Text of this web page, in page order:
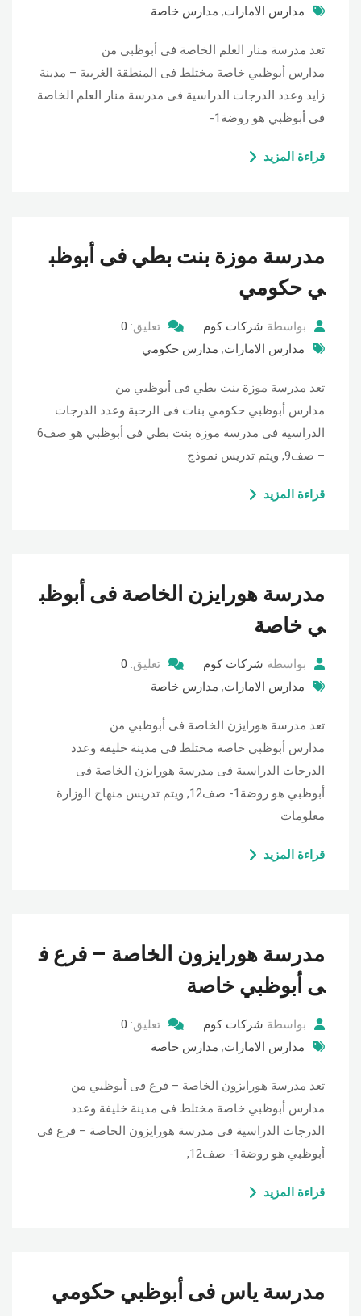
مدارس الامارات, مدارس خاصة
تعد مدرسة منار العلم الخاصة فى أبوظبي من
مدارس أبوظبي خاصة مختلط فى المنطقة الغربية – مدينة
زايد وعدد الدرجات الدراسية فى مدرسة منار العلم الخاصة
فى أبوظبي هو روضة1-
قراءة المزيد
مدرسة موزة بنت بطي فى أبوظب
ي حكومي
بواسطة شركات كوم تعليق: 0
مدارس الامارات, مدارس حكومي
تعد مدرسة موزة بنت بطي فى أبوظبي من
مدارس أبوظبي حكومي بنات فى الرحبة وعدد الدرجات
الدراسية فى مدرسة موزة بنت بطي فى أبوظبي هو صف6
– صف9, ويتم تدريس نموذج
قراءة المزيد
مدرسة هورايزن الخاصة فى أبوظب
ي خاصة
بواسطة شركات كوم تعليق: 0
مدارس الامارات, مدارس خاصة
تعد مدرسة هورايزن الخاصة فى أبوظبي من
مدارس أبوظبي خاصة مختلط فى مدينة خليفة وعدد
الدرجات الدراسية فى مدرسة هورايزن الخاصة فى
أبوظبي هو روضة1- صف12, ويتم تدريس منهاج الوزارة
معلومات
قراءة المزيد
مدرسة هورايزون الخاصة – فرع ف
ى أبوظبي خاصة
بواسطة شركات كوم تعليق: 0
مدارس الامارات, مدارس خاصة
تعد مدرسة هورايزون الخاصة – فرع فى أبوظبي من
مدارس أبوظبي خاصة مختلط فى مدينة خليفة وعدد
الدرجات الدراسية فى مدرسة هورايزون الخاصة – فرع فى
أبوظبي هو روضة1- صف12,
قراءة المزيد
مدرسة ياس فى أبوظبي حكومي